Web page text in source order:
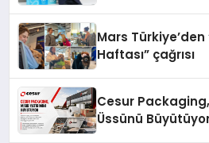
Mars
Haftası” çağrısı
Cesur Packaging,
Üssünü